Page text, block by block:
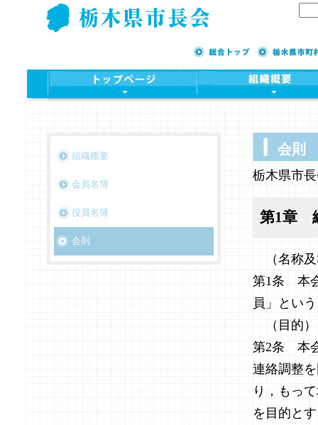
組織概要
会員名簿
役員名簿
会則
会則
栃木県市
第1章
（名称及
第1条 本
員」とい
（目的）
第2条 本
連絡調整
り，もっ
を目的と